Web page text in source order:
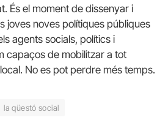
És el moment de dissenyar i
joves noves polítiques públiques
agents socials, polítics i
capaços de mobilitzar a tot
No es pot perdre més temps.
la qüestó social